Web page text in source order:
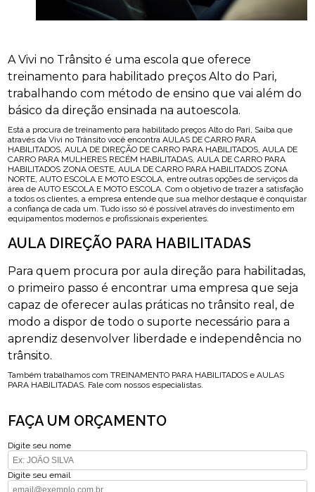
A Vivi no Trânsito é uma escola que oferece
treinamento para habilitado preços Alto do Pari,
trabalhando com método de ensino que vai além do
básico da direção ensinada na autoescola.
Está a procura de treinamento para habilitado preços Alto do Pari, Saiba que
através da Vivi no Trânsito você encontra AULAS DE CARRO PARA
HABILITADOS, AULA DE DIREÇÃO DE CARRO PARA HABILITADOS, AULA DE
CARRO PARA MULHERES RECÉM HABILITADAS, AULA DE CARRO PARA
HABILITADOS ZONA OESTE, AULA DE CARRO PARA HABILITADOS ZONA
NORTE, AUTO ESCOLA E MOTO ESCOLA, entre outras opções de serviços da
área de AUTO ESCOLA E MOTO ESCOLA. Com o objetivo de trazer a satisfação
a todos os clientes, a empresa entende que sua melhor destaque é conquistar
a confiança de cada um. Tudo isso só é possível através do investimento em
equipamentos modernos e profissionais experientes.
AULA DIREÇÃO PARA HABILITADAS
Para quem procura por aula direção para habilitadas,
o primeiro passo é encontrar uma empresa que seja
capaz de oferecer aulas práticas no trânsito real, de
modo a dispor de todo o suporte necessário para a
aprendiz desenvolver liberdade e independência no
trânsito.
Também trabalhamos com TREINAMENTO PARA HABILITADOS e AULAS
PARA HABILITADAS. Fale com nossos especialistas.
FAÇA UM ORÇAMENTO
Digite seu nome
Digite seu email